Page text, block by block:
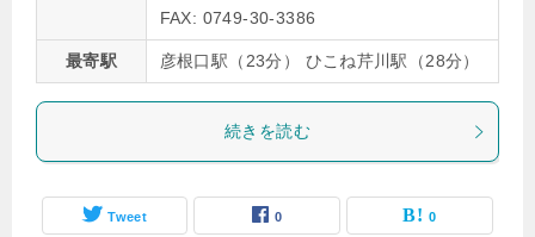
FAX: 0749-30-3386
最寄駅 彦根口駅（23分） ひこね芹川駅（28分）
続きを読む
Tweet 0 0